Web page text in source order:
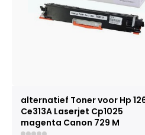
alternatief Toner voor Hp
Ce313A Laserjet Cp1025
magenta Canon 729 M